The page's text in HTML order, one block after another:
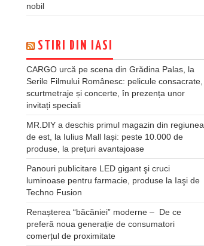
nobil
STIRI DIN IASI
CARGO urcă pe scena din Grădina Palas, la
Serile Filmului Românesc: pelicule consacrate,
scurtmetraje și concerte, în prezența unor
invitați speciali
MR.DIY a deschis primul magazin din regiunea
de est, la Iulius Mall Iași: peste 10.000 de
produse, la prețuri avantajoase
Panouri publicitare LED gigant şi cruci
luminoase pentru farmacie, produse la Iaşi de
Techno Fusion
Renașterea “băcăniei” moderne – De ce
preferă noua generație de consumatori
comerțul de proximitate